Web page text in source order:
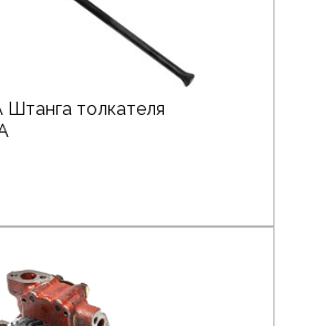
толкателя